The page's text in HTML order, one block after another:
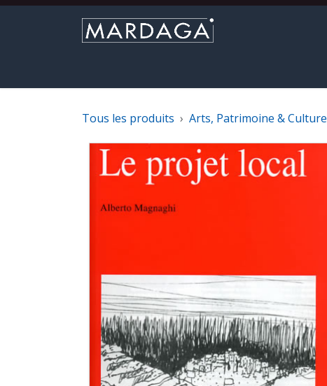
Se rendre au contenu
Tous les produits Arts, Patrimoine & Culture